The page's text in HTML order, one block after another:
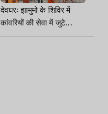
देवघरः झामुमो के शिविर में
कांवरियों की सेवा में जुटे
कार्यकर्ता